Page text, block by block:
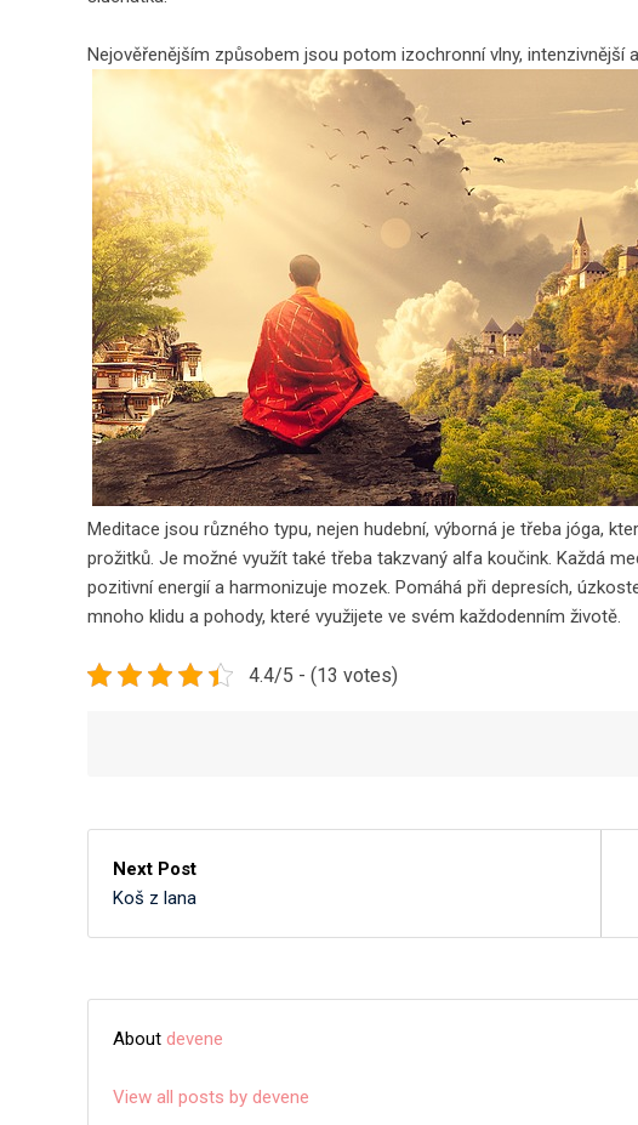
Nejověřenějším způsobem jsou potom izochronní vlny, intenzivnější
Meditace jsou různého typu, nejen hudební, výborná je třeba jóga,
prožitků. Je možné využít také třeba takzvaný alfa koučink. Každá
pozitivní energií a harmonizuje mozek. Pomáhá při depresích,
mnoho klidu a pohody, které využijete ve svém každodenním životě.
4.4/5 - (13 votes)
Next Post
Koš z lana
About devene
View all posts by devene